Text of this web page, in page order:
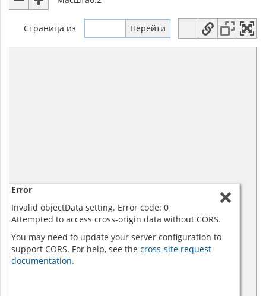
Страница из
Error
Invalid objectData setting. Error code: 0
Attempted to access cross-origin data without CORS.
You may need to update your server configuration to
support CORS. For help, see the cross-site request
documentation.